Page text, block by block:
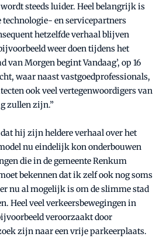
steeds luider. Heel belangrijk is
technologie- en servicepartners
hetzelfde verhaal blijven
weer doen tijdens het
van Morgen begint Vandaag’, op 16
waar naast vastgoedprofessionals,
ook veel vertegenwoordigers van
zullen zijn.”
hij zijn heldere verhaal over het
nu eindelijk kon onderbouwen
die in de gemeente Renkum
bekennen dat ik zelf ook nog soms
nu al mogelijk is om de slimme stad
Heel veel verkeersbewegingen in
veroorzaakt door
zijn naar een vrije parkeerplaats.